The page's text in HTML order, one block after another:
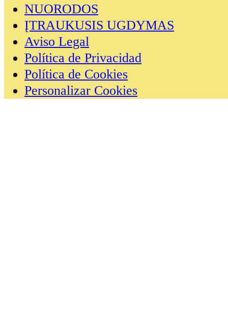
NUORODOS
ĮTRAUKUSIS UGDYMAS
Aviso Legal
Política de Privacidad
Política de Cookies
Personalizar Cookies